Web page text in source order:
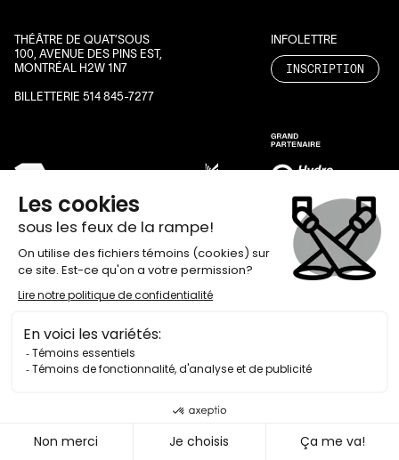
THÉÂTRE DE QUAT’SOUS
100, AVENUE DES PINS EST,
MONTRÉAL H2W 1N7
BILLETTERIE 514 845-7277
INFOLETTRE
INSCRIPTION